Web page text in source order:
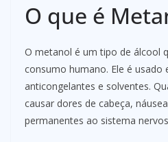
O que é
O metanol é um tipo de álcool
consumo humano. Ele é
anticongelantes e solventes.
causar dores de cabeça,
permanentes ao sistema